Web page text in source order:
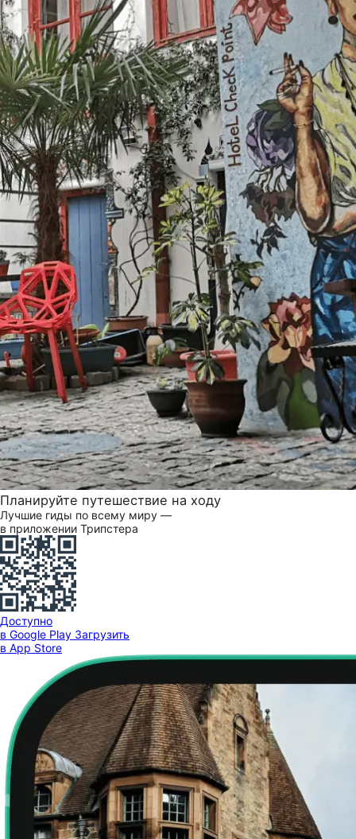
Планируйте путешествие на ходу
Лучшие гиды по всему миру —
в приложении Трипстера
Доступно
в Google Play Загрузить
в App Store